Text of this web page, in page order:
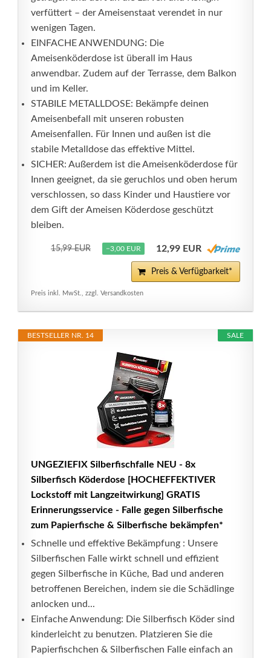
verfüttert – der Ameisenstaat verendet in nur
wenigen Tagen.
EINFACHE ANWENDUNG: Die
Ameisenköderdose ist überall im Haus
anwendbar. Zudem auf der Terrasse, dem Balkon
und im Keller.
STABILE METALLDOSE: Bekämpfe deinen
Ameisenbefall mit unseren robusten
Ameisenfallen. Für Innen und außen ist die
stabile Metalldose das effektive Mittel.
SICHER: Außerdem ist die Ameisenköderdose für
Innen geeignet, da sie geruchlos und oben herum
verschlossen, so dass Kinder und Haustiere vor
dem Gift der Ameisen Köderdose geschützt
bleiben.
15,99 EUR −3,00 EUR 12,99 EUR
Preis & Verfügbarkeit*
Preis inkl. MwSt., zzgl. Versandkosten
SALE
BESTSELLER NR. 14
UNGEZIEFIX Silberfischfalle NEU - 8x
Silberfisch Köderdose [HOCHEFFEKTIVER
Lockstoff mit Langzeitwirkung] GRATIS
Erinnerungsservice - Falle gegen Silberfische
zum Papierfische & Silberfische bekämpfen*
Schnelle und effektive Bekämpfung : Unsere
Silberfischen Falle wirkt schnell und effizient
gegen Silberfische in Küche, Bad und anderen
betroffenen Bereichen, indem sie die Schädlinge
anlocken und...
Einfache Anwendung: Die Silberfisch Köder sind
kinderleicht zu benutzen. Platzieren Sie die
Papierfischchen & Silberfischen Falle einfach an